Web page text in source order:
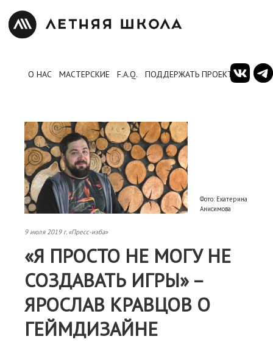
О НАС МАСТЕРСКИЕ F.A.Q. ПОДДЕРЖАТЬ ПРОЕКТ
Фото: Екатерина
Анисимова
9 июля 2019 г. «Пресс-изба»
«Я ПРОСТО НЕ МОГУ НЕ
СОЗДАВАТЬ ИГРЫ» –
ЯРОСЛАВ КРАВЦОВ О
ГЕЙМДИЗАЙНЕ